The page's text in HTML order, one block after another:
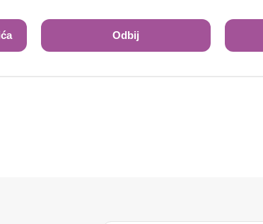
22.900,00 €
Odbij